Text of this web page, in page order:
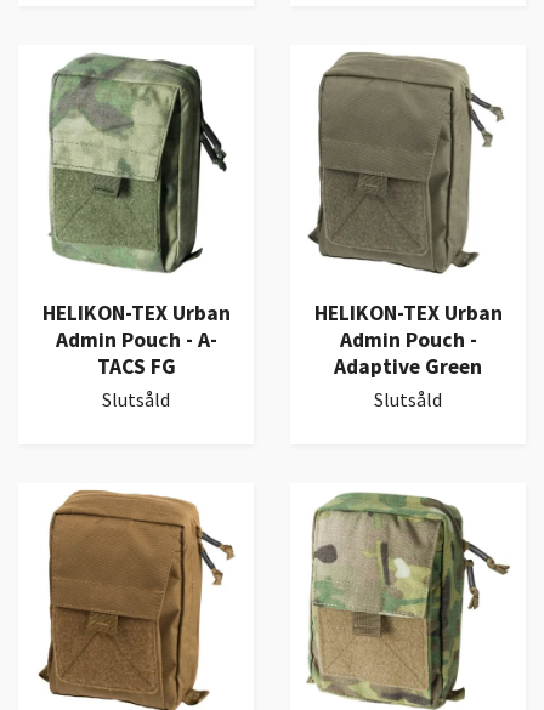
HELIKON-TEX Urban
Admin Pouch - A-
TACS FG
Slutsåld
HELIKON-TEX Urban
Admin Pouch -
Adaptive Green
Slutsåld